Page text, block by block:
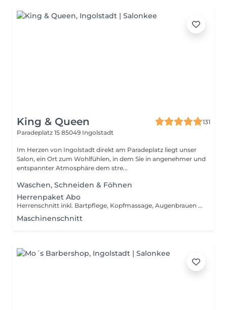
King & Queen
131
Paradeplatz 15 85049 Ingolstadt
Im Herzen von Ingolstadt direkt am Paradeplatz liegt unser
Salon, ein Ort zum Wohlfühlen, in dem Sie in angenehmer und
entspannter Atmosphäre dem stre...
Waschen, Schneiden & Föhnen
Herrenpaket Abo
Herrenschnitt inkl. Bartpflege, Kopfmassage, Augenbrauen zupfen, Wachsbehandlung Nasen- und Ohrenhaare
Maschinenschnitt